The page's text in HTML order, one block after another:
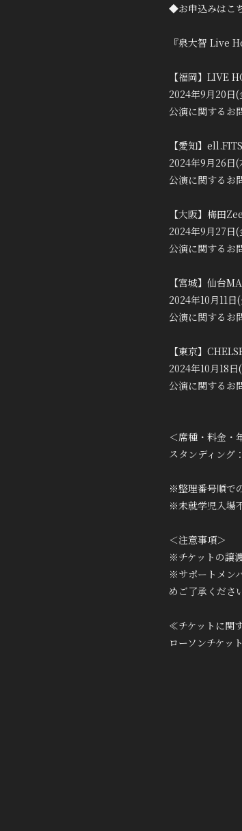
◆お申込みはこ
『泉大智 Live
【福岡】LIVE
2024年9月20日(
公演に関するお
【愛知】
2024年9月26日(
公演に関するお
【大阪】梅田
2024年9月27日(
公演に関するお
【宮城】仙台
2024年10月11
公演に関するお
【東京】
2024年10月18
公演に関するお
＜席種・料金・
スタンディング
※整理番号順で
※未就学児入場
＜注意事項＞
※チケットの譲
※サポートメン
めご了承くださ
≪チケットに関
ローソンチケッ